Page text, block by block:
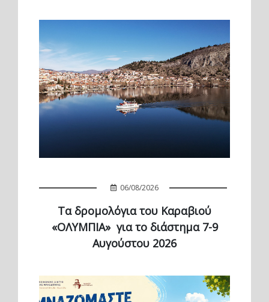
06/08/2026
Τα δρομολόγια του Καραβιού
«ΟΛΥΜΠΙΑ» για το διάστημα 7-9
Αυγούστου 2026